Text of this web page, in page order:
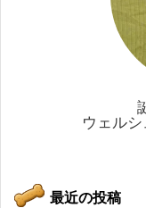
ウェル
最近の投稿